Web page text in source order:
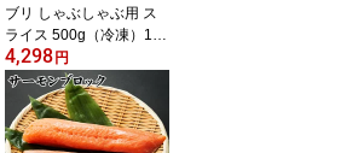
ブリ しゃぶしゃぶ用 ス
ライス 500g（冷凍）10g
10切れ入り×5パック 自
然の恵み 新鮮 ギフト用
国産 養殖 ぶり 鰤 冷凍 5
00g ブリしゃぶ 焼き物
煮物 照り焼き 塩焼き ブ
4,298円